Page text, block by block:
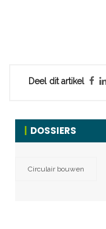
Deel dit artikel
DOSSIERS
Circulair bouwen